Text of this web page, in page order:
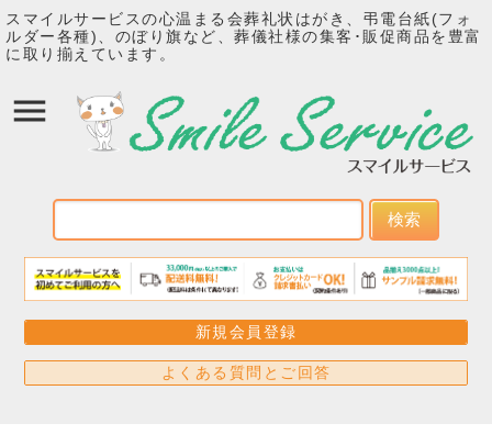
スマイルサービスの心温まる会葬礼状はがき、弔電台紙(フォ
ルダー各種)、のぼり旗など、葬儀社様の集客･販促商品を豊富
に取り揃えています。
検索
新規会員登録
よくある質問とご回答